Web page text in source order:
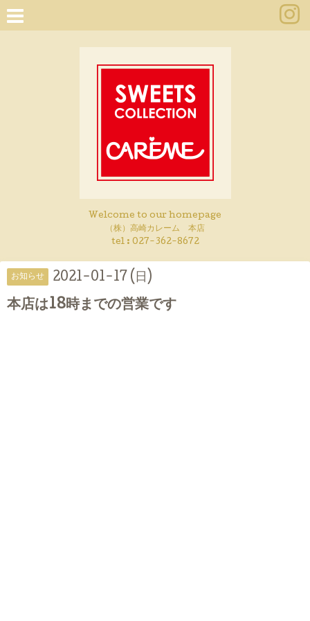
Welcome to our homepage
（株）高崎カレーム 本店
tel : 027-362-8672
お知らせ 2021-01-17 (日)
本店は18時までの営業です